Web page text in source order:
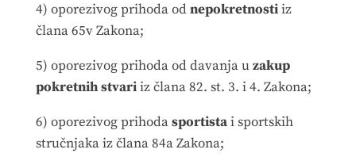
4) oporezivog prihoda odnepokretnostiiz
člana 65v Zakona;
5) oporezivog prihoda od davanja uzakup
pokretnih stvariiz člana 82. st. 3. i 4. Zakona;
6) oporezivog prihodasportistai sportskih
stručnjaka iz člana 84a Zakona;